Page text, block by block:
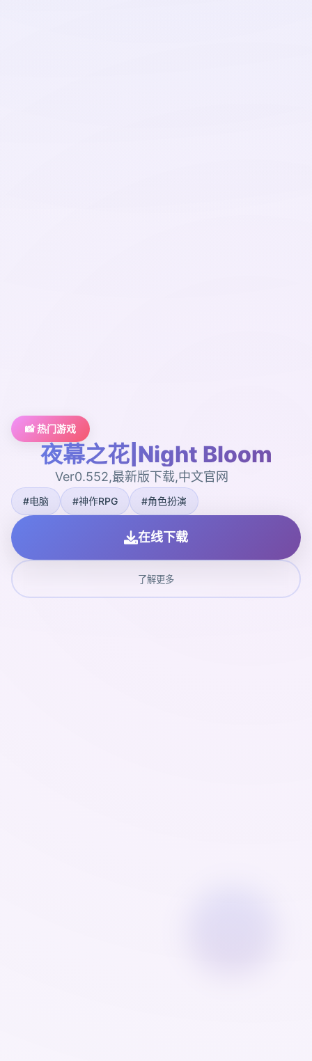
📸 热门游戏
夜幕之花|Night Bloom
Ver0.552,最新版下载,中文官网
#电脑 #神作RPG #角色扮演
在线下载
了解更多